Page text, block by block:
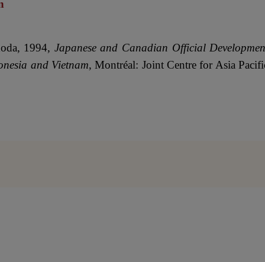
1994, Japanese and Canadian Official
and Vietnam, Montréal: Joint Centre for Asia